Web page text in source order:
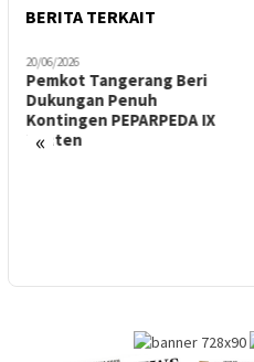
BERITA TERKAIT
«
20/06/2026
Pemkot Tangerang Beri
Dukungan Penuh
Kontingen PEPARPEDA IX
Banten